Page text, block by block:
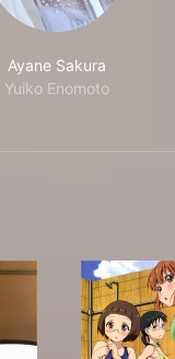
Ayane Sakura
Yuiko Enomoto